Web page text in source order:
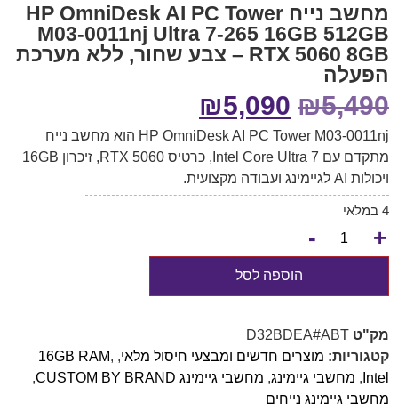
מחשב נייח HP OmniDesk AI PC Tower
M03-0011nj Ultra 7-265 16GB 512GB
RTX 5060 8GB – צבע שחור, ללא מערכת
הפעלה
₪5,490
₪5,090
HP OmniDesk AI PC Tower M03-0011nj הוא מחשב נייח
מתקדם עם Intel Core Ultra 7, כרטיס RTX 5060, זיכרון 16GB
ויכולות AI לגיימינג ועבודה מקצועית.
4 במלאי
+
-
הוספה לסל
מק"ט D32BDEA#ABT
קטגוריות: מוצרים חדשים ומבצעי חיסול מלאי,
16GB RAM,
Intel
, מחשבי גיימינג, מחשבי גיימינג CUSTOM BY BRAND
,
מחשבי גיימינג נייחים